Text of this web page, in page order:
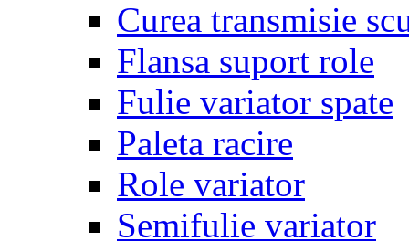
Curea transmisie
Flansa suport role
Fulie variator spate
Paleta racire
Role variator
Semifulie variator